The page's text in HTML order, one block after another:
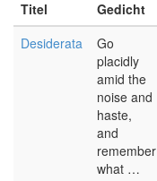
Titel Gedicht
Desiderata
Go
placidly
amid the
noise and
haste,
and
remember
what …